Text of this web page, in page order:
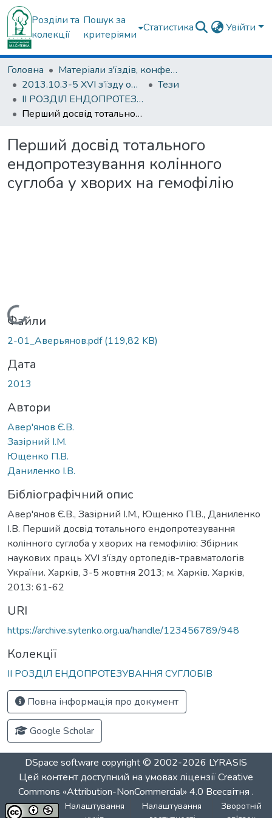
Розділи та
колекції
Пошук за
критеріями
Статистика Увійти
Головна
Матеріали з'їздів, конференцій, симпозіумів та ін.
2013.10.3-5 ХVI з’їзду ортопедів-травматологів України; 3-5 жовтня 2013; м. Харків.
Тези
ІІ РОЗДІЛ ЕНДОПРОТЕЗУВАННЯ СУГЛОБІВ
Перший досвід тотального ендопротезування колінного суглоба у хворих на гемофілію
Перший досвід тотального
ендопротезування колінного
суглоба у хворих на гемофілію
Вантажиться...
Файли
2-01_Аверьянов.pdf(119,82 KB)
Дата
2013
Автори
Авер'янов Є.В.
Зазірний І.М.
Ющенко П.В.
Даниленко І.В.
Бібліографічний опис
Авер'янов Є.В., Зазірний І.М., Ющенко П.В., Даниленко
І.В. Перший досвід тотального ендопротезування
колінного суглоба у хворих на гемофілію: Збірник
наукових праць ХVІ з'їзду ортопедів-травматологів
України. Харків, 3-5 жовтня 2013; м. Харків. Харків,
2013: 61-62
URI
https://archive.sytenko.org.ua/handle/123456789/948
Колекції
ІІ РОЗДІЛ ЕНДОПРОТЕЗУВАННЯ СУГЛОБІВ
Повна інформація про документ
Google Scholar
DSpace software copyright © 2002-2026 LYRASIS
Цей контент доступний на умовах ліцензіїCreative
Commons «Attribution-NonCommercial» 4.0 Всесвітня .
Налаштування
Налаштування
Зворотній